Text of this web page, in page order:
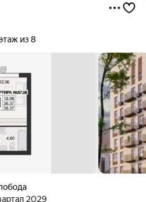
из 8
2029